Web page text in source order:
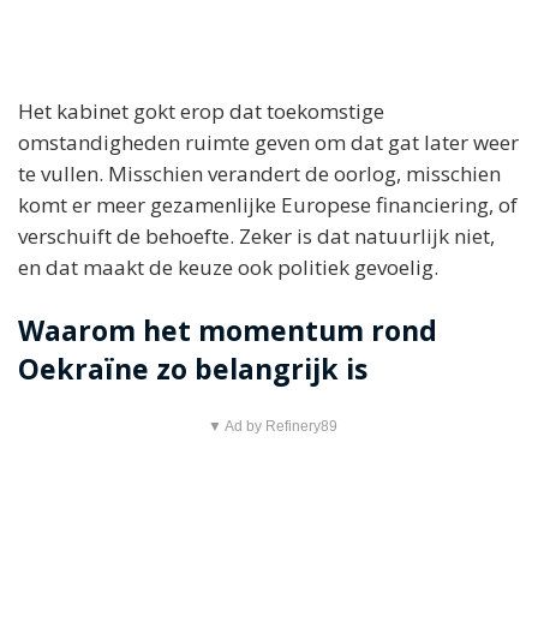
Het kabinet gokt erop dat toekomstige
omstandigheden ruimte geven om dat gat later weer
te vullen. Misschien verandert de oorlog, misschien
komt er meer gezamenlijke Europese financiering, of
verschuift de behoefte. Zeker is dat natuurlijk niet,
en dat maakt de keuze ook politiek gevoelig.
Waarom het momentum rond
Oekraïne zo belangrijk is
▼ Ad by Refinery89